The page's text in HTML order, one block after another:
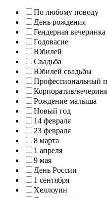
По любому поводу
День рождения
Гендерная вечеринка
Годовасие
Юбилей
Свадьба
Юбилей свадьбы
Профессиональный
Корпоратив/
Рождение малыша
Новый год
14 февраля
23 февраля
8 марта
1 апреля
9 мая
День России
1 сентября
Хеллоуин